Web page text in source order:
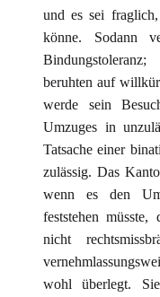
und es sei
könne. Sodann
beruhten auf
werde sein
Umzuges in
Tatsache einer
zulässig. Das
wenn es den
feststehen
nicht
wohl überlegt.